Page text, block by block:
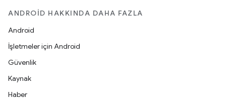
ANDROID HAKKINDA DAHA FAZLA
Android
İşletmeler için Android
Güvenlik
Kaynak
Haber